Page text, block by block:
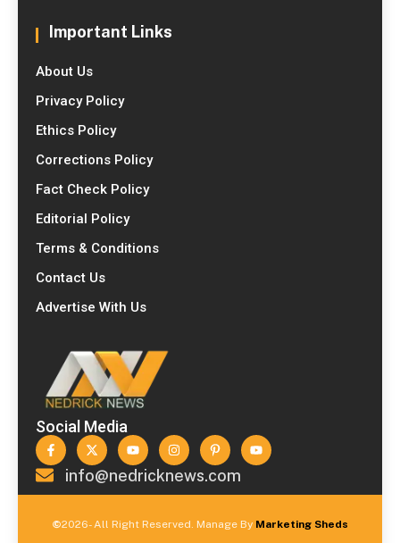
Important Links
About Us
Privacy Policy
Ethics Policy
Corrections Policy
Fact Check Policy
Editorial Policy
Terms & Conditions
Contact Us
Advertise With Us
Social Media
info@nedricknews.com
©2026- All Right Reserved. Manage By Marketing Sheds